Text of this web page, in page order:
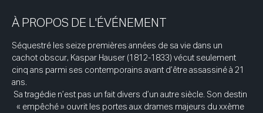
À PROPOS DE L'ÉVÉNEMENT
Séquestré les seize premières années de sa vie dans un
cachot obscur, Kaspar Hauser (1812-1833) vécut seulement
cinq ans parmi ses contemporains avant d’être assassiné à 21
ans.
Sa tragédie n’est pas un fait divers d’un autre siècle. Son destin
« empêché » ouvrit les portes aux drames majeurs du xxème